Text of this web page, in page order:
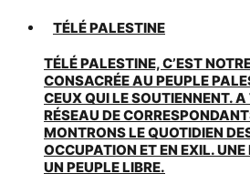
TÉLÉ PALESTINE
TÉLÉ PALESTINE, C’EST
CONSACRÉE AU PEUPLE
CEUX QUI LE SOUTIENNENT.
RÉSEAU DE
MONTRONS LE QUOTIDIEN
OCCUPATION ET EN EXIL.
UN PEUPLE LIBRE.